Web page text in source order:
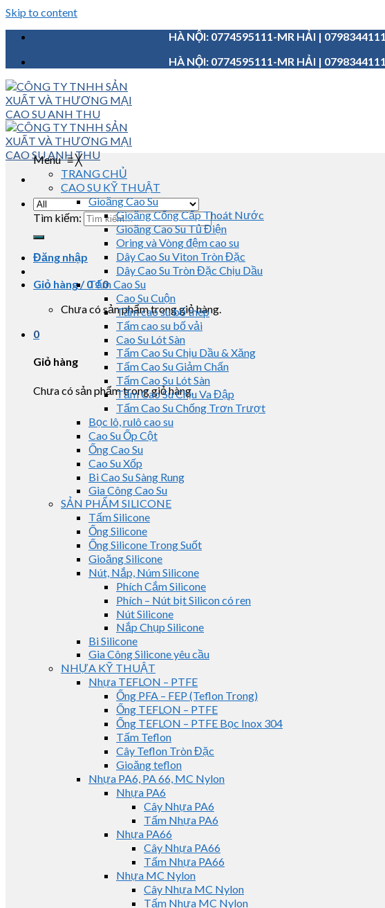
Skip to content
HÀ NỘI: 0774595111-MR HẢI |
HÀ NỘI: 0774595111-MR HẢI |
Tìm kiếm:
Đăng nhập
Giỏ hàng /0₫0
Chưa có sản phẩm trong giỏ hàng.
0
Giỏ hàng
Chưa có sản phẩm trong giỏ hàng.
Menu≡╳
TRANG CHỦ
CAO SU KỸ THUẬT
Gioăng Cao Su
Gioăng Cống Cấp Thoát Nước
Gioăng Cao Su Tủ Điện
Oring và Vòng đệm cao su
Dây Cao Su Viton Tròn Đặc
Dây Cao Su Tròn Đặc Chịu Dầu
Tấm Cao Su
Cao Su Cuộn
Tấm cao su bố thép
Tấm cao su bố vải
Cao Su Lót Sàn
Tấm Cao Su Chịu Dầu & Xăng
Tấm Cao Su Giảm Chấn
Tấm Cao Su Lót Sàn
Tấm Cao Su Chịu Va Đập
Tấm Cao Su Chống Trơn Trượt
Bọc lô, rulô cao su
Cao Su Ốp Cột
Ống Cao Su
Cao Su Xốp
Bi Cao Su Sàng Rung
Gia Công Cao Su
SẢN PHẨM SILICONE
Tấm Silicone
Ống Silicone
Ống Silicone Trong Suốt
Gioăng Silicone
Nút, Nắp, Núm Silicone
Phích Cắm Silicone
Phích – Nút bịt Silicon có ren
Nút Silicone
Nắp Chụp Silicone
Bi Silicone
Gia Công Silicone yêu cầu
NHỰA KỸ THUẬT
Nhựa TEFLON – PTFE
Ống PFA – FEP (Teflon Trong)
Ống TEFLON – PTFE
Ống TEFLON – PTFE Bọc Inox 304
Tấm Teflon
Cây Teflon Tròn Đặc
Gioăng teflon
Nhựa PA6, PA 66, MC Nylon
Nhựa PA6
Cây Nhựa PA6
Tấm Nhựa PA6
Nhựa PA66
Cây Nhựa PA66
Tấm Nhựa PA66
Nhựa MC Nylon
Cây Nhựa MC Nylon
Tấm Nhựa MC Nylon